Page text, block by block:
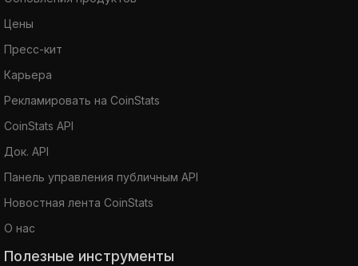
Цены
Пресс-кит
Карьера
Рекламировать на CoinStats
CoinStats API
Док. API
Панель управления публичным API
Новостная лента CoinStats
О нас
Полезные инструменты